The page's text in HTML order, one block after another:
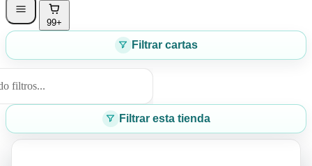
99+
Filtrar cartas
filtros...
Filtrar esta tienda